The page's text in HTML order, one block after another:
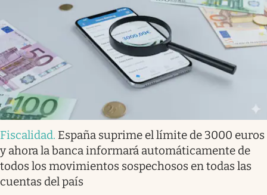
Fiscalidad. España suprime el límite de 3000 euros
y ahora la banca informará automáticamente de
todos los movimientos sospechosos en todas las
cuentas del país